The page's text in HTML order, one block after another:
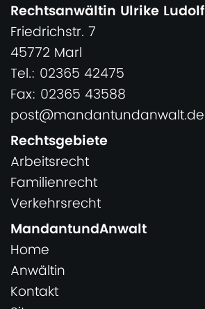
Rechtsanwältin Ulrike Ludolf
Friedrichstr. 7
45772 Marl
Tel.: 02365 42475
Fax: 02365 43588
post@mandantundanwalt.de
Rechtsgebiete
Arbeitsrecht
Familienrecht
Verkehrsrecht
MandantundAnwalt
Home
Anwältin
Kontakt